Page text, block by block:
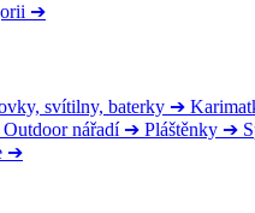
➔
svítilny, baterky ➔
Outdoor nářadí ➔ Pláštěnky ➔
➔